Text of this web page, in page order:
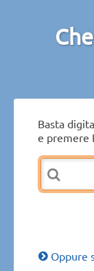
Basta
e premere
Oppure